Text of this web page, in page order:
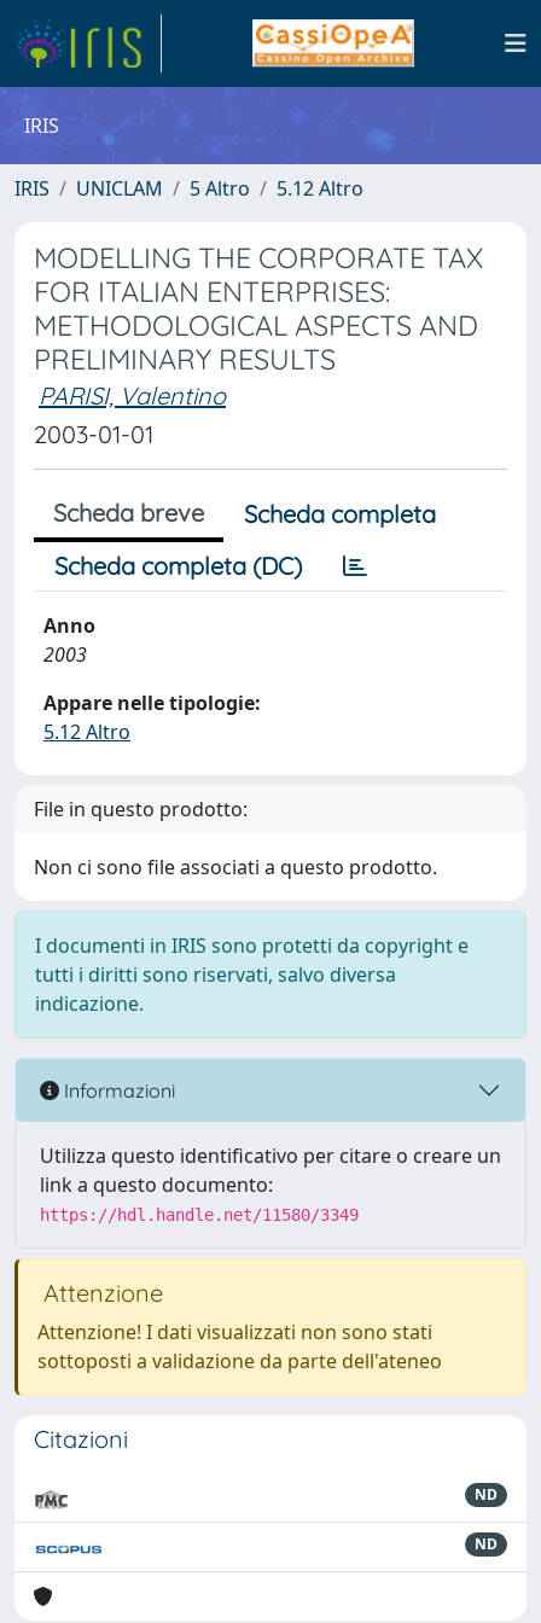
IRIS
IRIS UNICLAM 5 Altro 5.12 Altro
MODELLING THE CORPORATE TAX
FOR ITALIAN ENTERPRISES:
METHODOLOGICAL ASPECTS AND
PRELIMINARY RESULTS
PARISI, Valentino
2003-01-01
Scheda breve
Scheda completa
Scheda completa (DC)
Anno
2003
Appare nelle tipologie:
5.12 Altro
File in questo prodotto:
Non ci sono file associati a questo prodotto.
I documenti in IRIS sono protetti da copyright e
tutti i diritti sono riservati, salvo diversa
indicazione.
Informazioni
Utilizza questo identificativo per citare o creare un
link a questo documento:
https://hdl.handle.net/11580/3349
Attenzione
Attenzione! I dati visualizzati non sono stati
sottoposti a validazione da parte dell'ateneo
Citazioni
ND
ND